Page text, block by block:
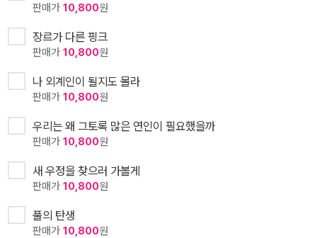
판매가 10,800원
장르가 다른 핑크
판매가 10,800원
나 외계인이 될지도 몰라
판매가 10,800원
우리는 왜 그토록 많은 연인이 필요했을까
판매가 10,800원
새 우정을 찾으러 가볼게
판매가 10,800원
풀의 탄생
판매가 10,800원